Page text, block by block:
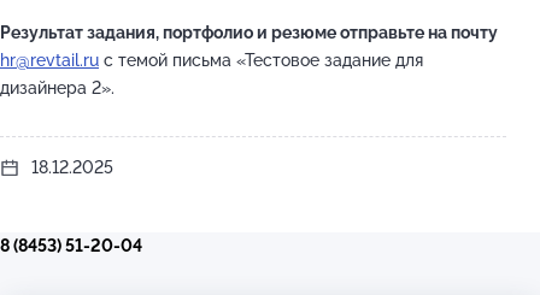
Результат задания, портфолио и резюме отправьте на почту
hr@revtail.ru с темой письма «Тестовое задание для
дизайнера 2».
18.12.2025
8 (8453) 51-20-04